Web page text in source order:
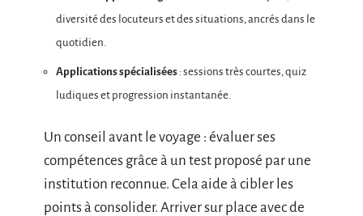
diversité des locuteurs et des situations, ancrés dans le
quotidien.
Applications spécialisées : sessions très courtes, quiz
ludiques et progression instantanée.
Un conseil avant le voyage : évaluer ses
compétences grâce à un test proposé par une
institution reconnue. Cela aide à cibler les
points à consolider. Arriver sur place avec de